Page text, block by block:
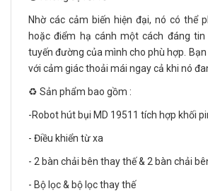
Nhờ các cảm biến hiện đại, nó có thể
hoặc điểm hạ cánh một cách đáng tin
tuyến đường của mình cho phù hợp.
với cảm giác thoải mái ngay cả khi nó
♻️ Sản phẩm bao gồm :
-Robot hút bụi MD 19511 tích hợp khối
- Điều khiển từ xa
- 2 bàn chải bên thay thế & 2 bàn chải
- Bộ lọc & bộ lọc thay thế